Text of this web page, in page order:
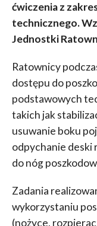
ćwiczenia z
technicznego.
Jednostki
Ratownicy
dostępu do
podstawowych
takich jak
usuwanie boku
odpychanie deski
do nóg
Zadania
wykorzystaniu
(nożyce,